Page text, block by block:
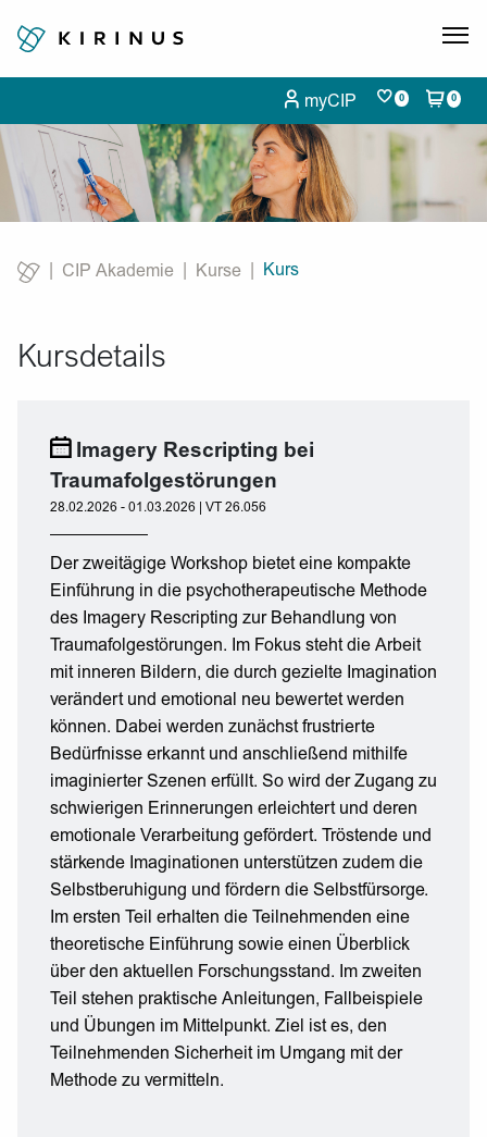
myCIP 0 0
CIP Akademie Kurse
Current:
Kurs
Kursdetails
Imagery Rescripting bei
Traumafolgestörungen
28.02.2026 - 01.03.2026 | VT 26.056
Der zweitägige Workshop bietet eine kompakte
Einführung in die psychotherapeutische Methode
des Imagery Rescripting zur Behandlung von
Traumafolgestörungen. Im Fokus steht die Arbeit
mit inneren Bildern, die durch gezielte Imagination
verändert und emotional neu bewertet werden
können. Dabei werden zunächst frustrierte
Bedürfnisse erkannt und anschließend mithilfe
imaginierter Szenen erfüllt. So wird der Zugang zu
schwierigen Erinnerungen erleichtert und deren
emotionale Verarbeitung gefördert. Tröstende und
stärkende Imaginationen unterstützen zudem die
Selbstberuhigung und fördern die Selbstfürsorge.
Im ersten Teil erhalten die Teilnehmenden eine
theoretische Einführung sowie einen Überblick
über den aktuellen Forschungsstand. Im zweiten
Teil stehen praktische Anleitungen, Fallbeispiele
und Übungen im Mittelpunkt. Ziel ist es, den
Teilnehmenden Sicherheit im Umgang mit der
Methode zu vermitteln.